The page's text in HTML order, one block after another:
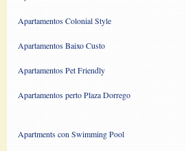
Apartamentos Colonial Style
Apartamentos Baixo Custo
Apartamentos Pet Friendly
Apartamentos perto Plaza Dorrego
Apartments con Swimming Pool